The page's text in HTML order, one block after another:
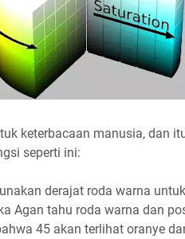
keterbacaan manusia, dan
seperti ini:
derajat roda warna
Agan tahu roda warna dan
45 akan terlihat oranye